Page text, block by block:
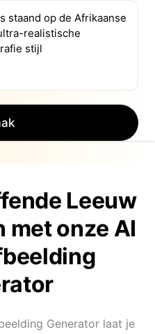
Leeuw
met onze AI
Generator laat je